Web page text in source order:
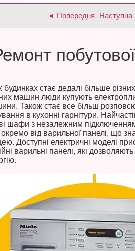
◄ Попередня
стає дедалі більше різних
машин люди купують
Також стає все більш
в кухонні гарнітури.
шафи з незалежним
від варильної панелі, що
Доступні електричні моделі
варильні панелі, які